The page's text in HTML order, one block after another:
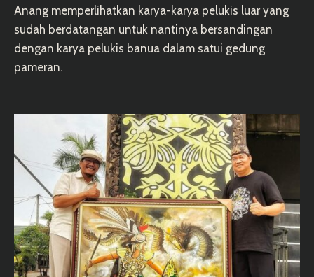
Anang memperlihatkan karya-karya pelukis luar yang
sudah berdatangan untuk nantinya bersandingan
dengan karya pelukis banua dalam satui gedung
pameran.